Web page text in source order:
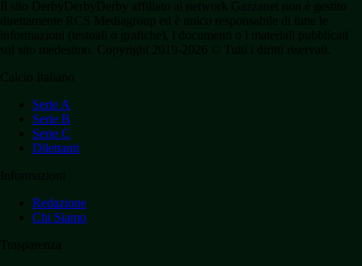
Serie A
Serie B
Serie C
Dilettanti
Redazione
Chi Siamo